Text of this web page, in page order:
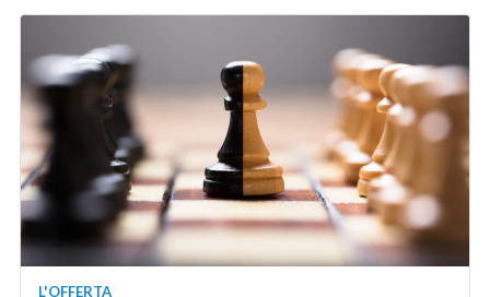
L'OFFERTA